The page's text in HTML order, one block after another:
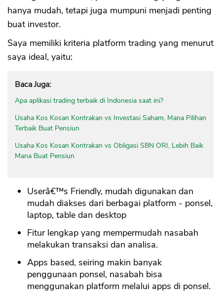
hanya mudah, tetapi juga mumpuni menjadi penting
buat investor.
Saya memiliki kriteria platform trading yang menurut
saya ideal, yaitu:
Baca Juga:
Apa aplikasi trading terbaik di Indonesia saat ini?
Usaha Kos Kosan Kontrakan vs Investasi Saham, Mana Pilihan
Terbaik Buat Pensiun
Usaha Kos Kosan Kontrakan vs Obligasi SBN ORI, Lebih Baik
Mana Buat Pensiun
Userâ€™s Friendly, mudah digunakan dan
mudah diakses dari berbagai platform - ponsel,
laptop, table dan desktop
Fitur lengkap yang mempermudah nasabah
melakukan transaksi dan analisa.
Apps based, seiring makin banyak
penggunaan ponsel, nasabah bisa
menggunakan platform melalui apps di ponsel.